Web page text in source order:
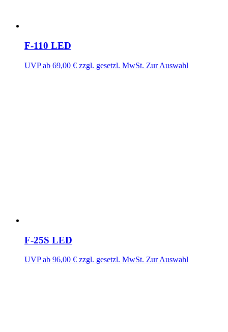
F-110 LED
UVP ab 69,00 € zzgl. gesetzl. MwSt. Zur Auswahl
F-25S LED
UVP ab 96,00 € zzgl. gesetzl. MwSt. Zur Auswahl